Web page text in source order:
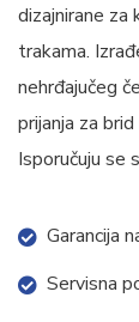
dizajnirane za
trakama.
nehrđajučeg
prijanja za
Isporučuju se
Garancija
Servisna